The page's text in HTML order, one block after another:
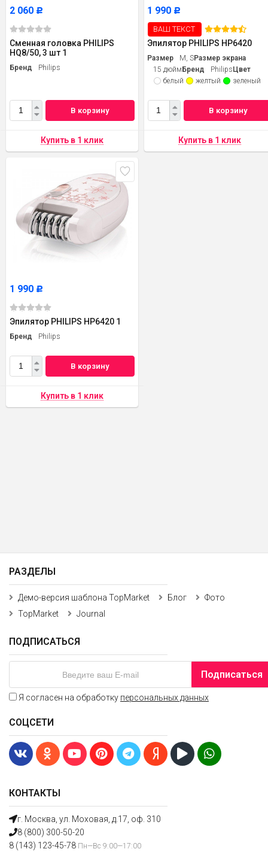
2 060 Р
Сменная головка PHILIPS
HQ8/50, 3 шт 1
Бренд Philips
В корзину
1 990 Р
ВАШ ТЕКСТ
Эпилятор PHILIPS HP6420
Размер M, SРазмер экрана
15 дюймБренд PhilipsЦвет
белый
желтый зеленый
В корзину
1 990 Р
Эпилятор PHILIPS HP6420 1
Бренд Philips
В корзину
КОНТАКТЫ
г. Москва, ул. Моховая, д.17, оф. 310
8 (800) 300-50-20
8 (143) 123-45-78 Пн—Вс 9:00—17:00
РАЗДЕЛЫ
Демо-версия шаблона TopMarket Блог
Фото
TopMarket
Journal
ПОДПИСАТЬСЯ
Подписаться
Я согласен на обработку персональных данных
СОЦСЕТИ